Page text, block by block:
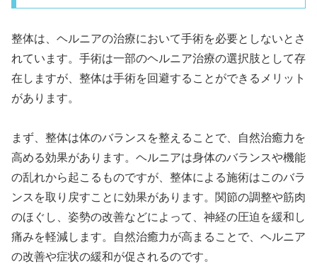
整体は、ヘルニアの治療において手術を必要としないとさ
れています。手術は一部のヘルニア治療の選択肢として存
在しますが、整体は手術を回避することができるメリット
があります。
まず、整体は体のバランスを整えることで、自然治癒力を
高める効果があります。ヘルニアは身体のバランスや機能
の乱れから起こるものですが、整体による施術はこのバラ
ンスを取り戻すことに効果があります。関節の調整や筋肉
のほぐし、姿勢の改善などによって、神経の圧迫を緩和し
痛みを軽減します。自然治癒力が高まることで、ヘルニア
の改善や症状の緩和が促されるのです。